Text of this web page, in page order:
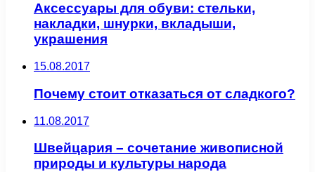
Аксессуары для обуви: стельки,
накладки, шнурки, вкладыши,
украшения
15.08.2017
Почему стоит отказаться от сладкого?
11.08.2017
Швейцария – сочетание живописной
природы и культуры народа